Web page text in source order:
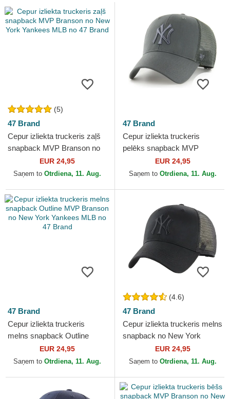
(5)
47 Brand
Cepur izliekta truckeris zaļš
snapback MVP Branson no
New York Yankees MLB no
47 Brand
EUR 24,95
Saņem to Otrdiena, 11. Aug.
47 Brand
Cepur izliekta truckeris
pelēks snapback MVP
Branson no New York
Yankees MLB no 47 Brand
EUR 24,95
Saņem to Otrdiena, 11. Aug.
47 Brand
Cepur izliekta truckeris
melns snapback Outline
MVP Branson no New York
Yankees MLB no 47 Brand
EUR 24,95
Saņem to Otrdiena, 11. Aug.
(4.6)
47 Brand
Cepur izliekta truckeris melns
snapback no New York
Yankees MLB no 47 Brand
EUR 24,95
Saņem to Otrdiena, 11. Aug.